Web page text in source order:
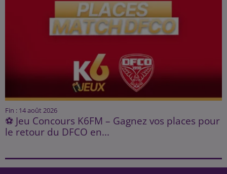
Fin : 14 août 2026
⚽ Jeu Concours K6FM – Gagnez vos places pour
le retour du DFCO en...